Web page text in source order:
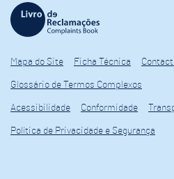
Mapa do Site Ficha Técnica
Glossário de Termos Complexos
Acessibilidade Conformidade
Política de Privacidade e Segurança